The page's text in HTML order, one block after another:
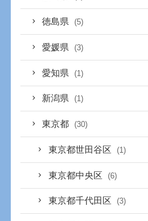
徳島県 (5)
愛媛県 (3)
愛知県 (1)
新潟県 (1)
東京都 (30)
東京都世田谷区 (1)
東京都中央区 (6)
東京都千代田区 (3)